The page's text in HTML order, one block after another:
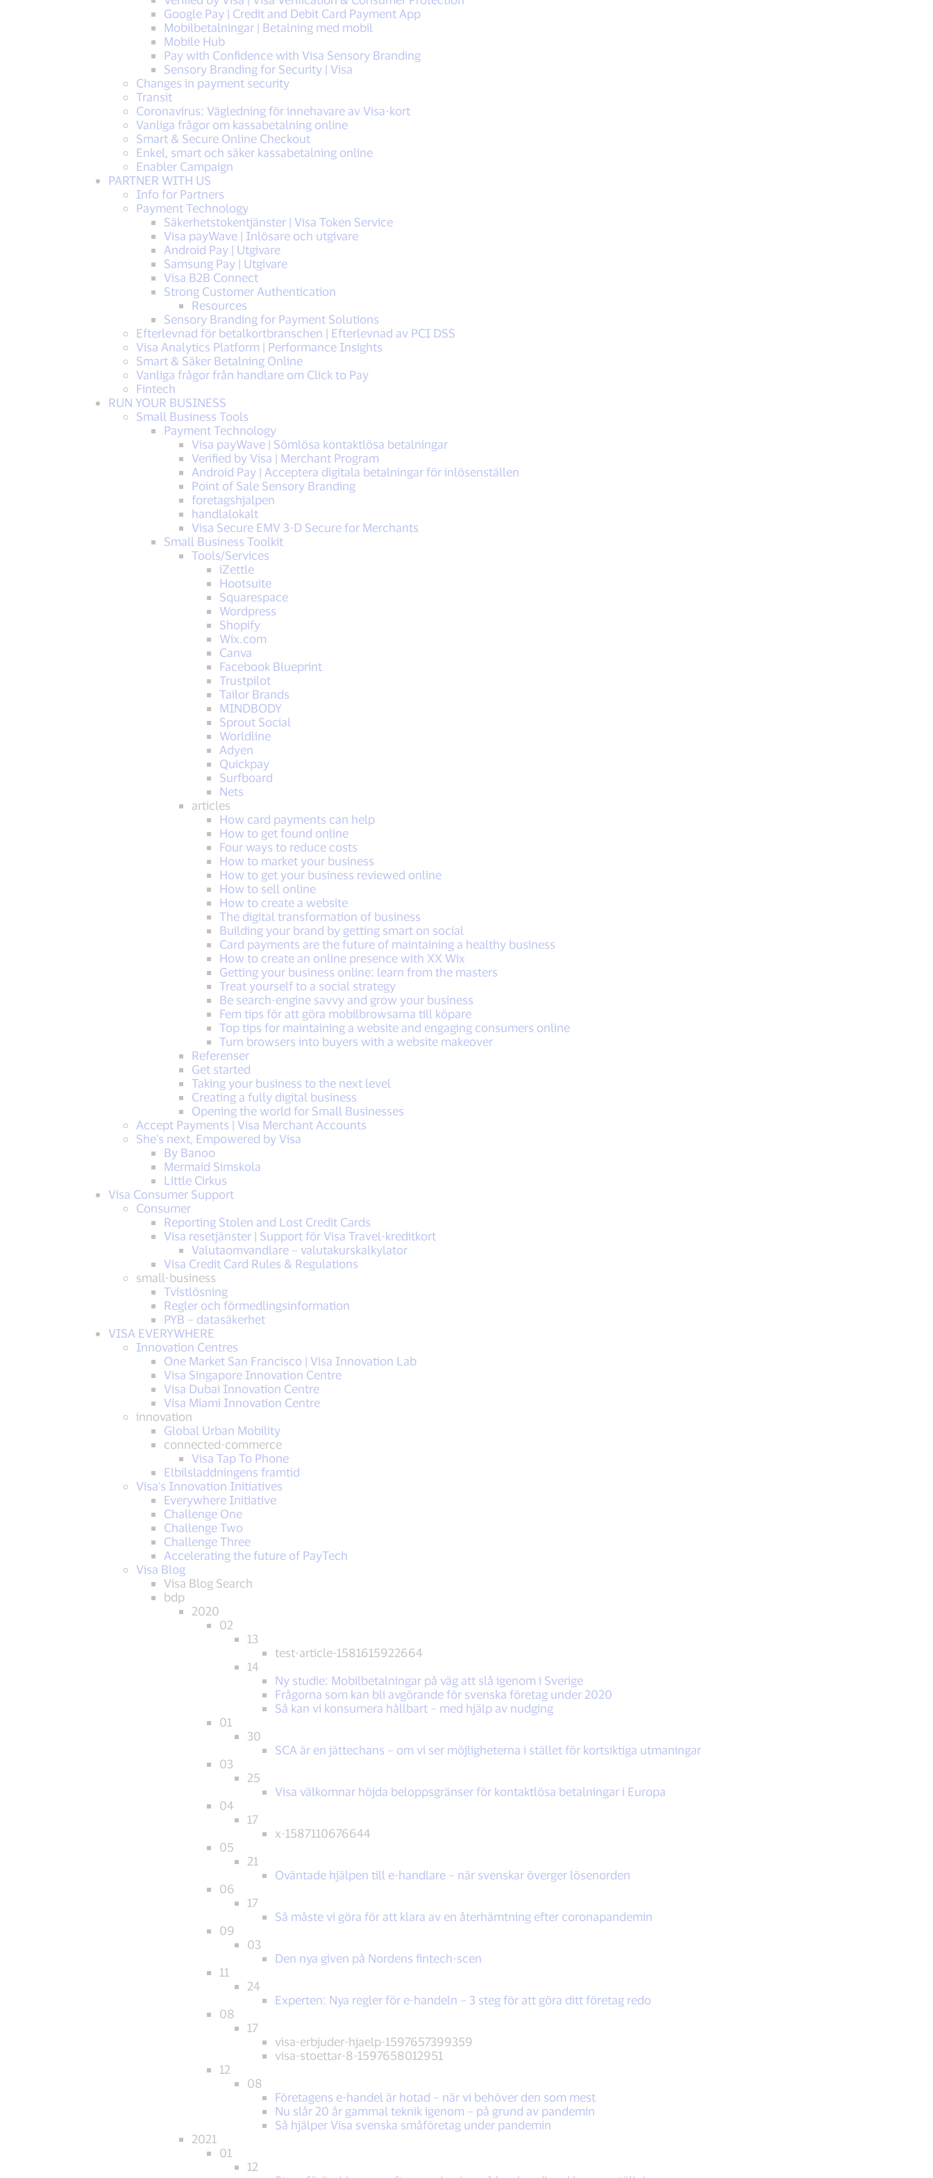
Google Pay | Credit and Debit Card Payment App
Mobilbetalningar | Betalning med mobil
Mobile Hub
Pay with Confidence with Visa Sensory Branding
Sensory Branding for Security | Visa
Changes in payment security
Transit
Coronavirus: Vägledning för innehavare av Visa-kort
Vanliga frågor om kassabetalning online
Smart & Secure Online Checkout
Enkel, smart och säker kassabetalning online
Enabler Campaign
PARTNER WITH US
Info for Partners
Payment Technology
Säkerhetstokentjänster | Visa Token Service
Visa payWave | Inlösare och utgivare
Android Pay | Utgivare
Samsung Pay | Utgivare
Visa B2B Connect
Strong Customer Authentication
Resources
Sensory Branding for Payment Solutions
Efterlevnad för betalkortbranschen | Efterlevnad av PCI DSS
Visa Analytics Platform | Performance Insights
Smart & Säker Betalning Online
Vanliga frågor från handlare om Click to Pay
Fintech
RUN YOUR BUSINESS
Small Business Tools
Payment Technology
Visa payWave | Sömlösa kontaktlösa betalningar
Verified by Visa | Merchant Program
Android Pay | Acceptera digitala betalningar för inlösenställen
Point of Sale Sensory Branding
foretagshjalpen
handlalokalt
Visa Secure EMV 3-D Secure for Merchants
Small Business Toolkit
Tools/Services
iZettle
Hootsuite
Squarespace
Wordpress
Shopify
Wix.com
Canva
Facebook Blueprint
Trustpilot
Tailor Brands
MINDBODY
Sprout Social
Worldline
Adyen
Quickpay
Surfboard
Nets
articles
How card payments can help
How to get found online
Four ways to reduce costs
How to market your business
How to get your business reviewed online
How to sell online
How to create a website
The digital transformation of business
Building your brand by getting smart on social
Card payments are the future of maintaining a healthy business
How to create an online presence with XX Wix
Getting your business online: learn from the masters
Treat yourself to a social strategy
Be search-engine savvy and grow your business
Fem tips för att göra mobilbrowsarna till köpare
Top tips for maintaining a website and engaging consumers online
Turn browsers into buyers with a website makeover
Referenser
Get started
Taking your business to the next level
Creating a fully digital business
Opening the world for Small Businesses
Accept Payments | Visa Merchant Accounts
She's next, Empowered by Visa
By Banoo
Mermaid Simskola
Little Cirkus
Visa Consumer Support
Consumer
Reporting Stolen and Lost Credit Cards
Visa resetjänster | Support för Visa Travel-kreditkort
Valutaomvandlare – valutakurskalkylator
Visa Credit Card Rules & Regulations
small-business
Tvistlösning
Regler och förmedlingsinformation
PYB – datasäkerhet
VISA EVERYWHERE
Innovation Centres
One Market San Francisco | Visa Innovation Lab
Visa Singapore Innovation Centre
Visa Dubai Innovation Centre
Visa Miami Innovation Centre
innovation
Global Urban Mobility
connected-commerce
Visa Tap To Phone
Elbilsladdningens framtid
Visa's Innovation Initiatives
Everywhere Initiative
Challenge One
Challenge Two
Challenge Three
Accelerating the future of PayTech
Visa Blog
Visa Blog Search
bdp
2020
02
13
test-article-1581615922664
14
Ny studie: Mobilbetalningar på väg att slå igenom i Sverige
Frågorna som kan bli avgörande för svenska företag under 2020
Så kan vi konsumera hållbart – med hjälp av nudging
01
30
SCA är en jättechans – om vi ser möjligheterna i stället för kortsiktiga utmaningar
03
25
Visa välkomnar höjda beloppsgränser för kontaktlösa betalningar i Europa
04
17
x-1587110676644
05
21
Oväntade hjälpen till e-handlare – när svenskar överger lösenorden
06
17
Så måste vi göra för att klara av en återhämtning efter coronapandemin
09
03
Den nya given på Nordens fintech-scen
11
24
Experten: Nya regler för e-handeln – 3 steg för att göra ditt företag redo
08
17
visa-erbjuder-hjaelp-1597657399359
visa-stoettar-8-1597658012951
12
08
Företagens e-handel är hotad – när vi behöver den som mest
Nu slår 20 år gammal teknik igenom – på grund av pandemin
Så hjälper Visa svenska småföretag under pandemin
2021
01
12